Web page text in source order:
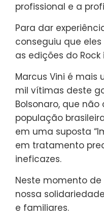
profissional e a
Para dar
conseguiu que
as edições do Rock
Marcus Vini é mais
mil vítimas deste
Bolsonaro, que
população
em uma suposta
em tratamento
ineficazes.
Neste momento
nossa
e familiares.